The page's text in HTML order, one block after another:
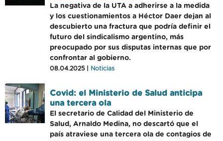
La negativa de la UTA a adherirse a la medida
y los cuestionamientos a Héctor Daer dejan al
descubierto una fractura que podría definir el
futuro del sindicalismo argentino, más
preocupado por sus disputas internas que por
confrontar al gobierno.
08.04.2025 | Noticias
Covid: el Ministerio de Salud anticipa
una tercera ola
El secretario de Calidad del Ministerio de
Salud, Arnaldo Medina, no descartó que el
país atraviese una tercera ola de contagios de